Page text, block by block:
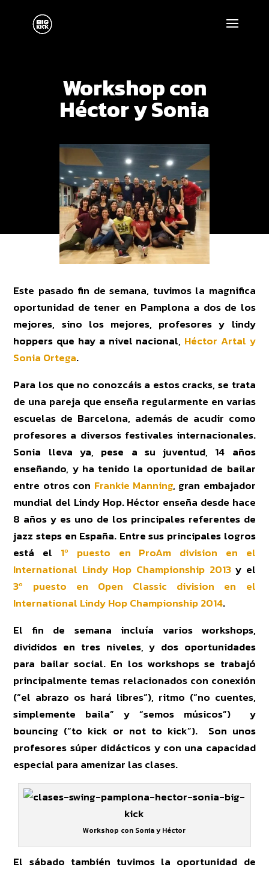
Workshop con
Héctor y Sonia
Este pasado fin de semana, tuvimos la magnifica
oportunidad de tener en Pamplona a dos de los
mejores, sino los mejores, profesores y lindy
hoppers que hay a nivel nacional, Héctor Artal y
Sonia Ortega.
Para los que no conozcáis a estos cracks, se trata
de una pareja que enseña regularmente en varias
escuelas de Barcelona, además de acudir como
profesores a diversos festivales internacionales.
Sonia lleva ya, pese a su juventud, 14 años
enseñando, y ha tenido la oportunidad de bailar
entre otros con Frankie Manning, gran embajador
mundial del Lindy Hop. Héctor enseña desde hace
8 años y es uno de los principales referentes de
jazz steps en España. Entre sus principales logros
está el 1º puesto en ProAm division en el
International Lindy Hop Championship 2013y el
3º puesto en Open Classic division en el
International Lindy Hop Championship 2014.
El fin de semana incluía varios workshops,
divididos en tres niveles, y dos oportunidades
para bailar social. En los workshops se trabajó
principalmente temas relacionados con conexión
(“el abrazo os hará libres”), ritmo (“no cuentes,
simplemente baila” y “semos músicos”) y
bouncing (“to kick or not to kick”). Son unos
profesores súper didácticos y con una capacidad
especial para amenizar las clases.
Workshop con Sonia y Héctor
El sábado también tuvimos la oportunidad de